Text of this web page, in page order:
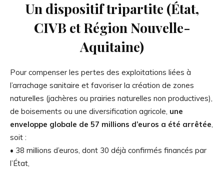
Un dispositif tripartite (État,
CIVB et Région Nouvelle-
Aquitaine)
Pour compenser les pertes des exploitations liées à
l’arrachage sanitaire et favoriser la création de zones
naturelles (jachères ou prairies naturelles non productives),
de boisements ou une diversification agricole, une
enveloppe globale de 57 millions d’euros a été arrêtée,
soit :
• 38 millions d’euros, dont 30 déjà confirmés financés par
l’État,